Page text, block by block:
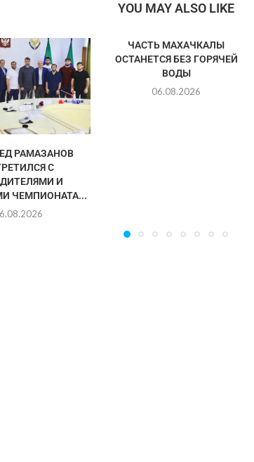
YOU MAY ALSO LIKE
РАМАЗАНОВ
С
И
ЧЕМПИОНАТА...
ЧАСТЬ МАХАЧКАЛЫ
ОСТАНЕТСЯ БЕЗ ГОРЯЧЕЙ
ВОДЫ
06.08.2026